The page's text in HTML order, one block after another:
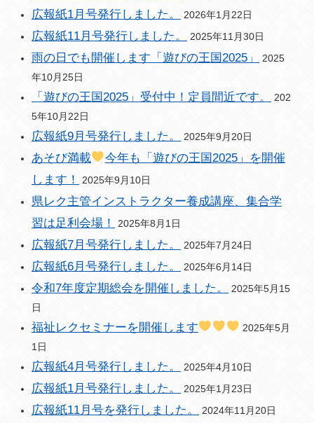
広報紙1月号発行しました。 2026年1月22日
広報紙11月号発行しました。 2025年11月30日
雨の日でも開催します「遊びの王国2025」
2025
年10月25日
「遊びの王国2025」受付中！定員間近です。
202
5年10月22日
広報紙9月号発行しました。 2025年9月20日
あそび満載
今年も「遊びの王国2025」を開催
します！
2025年9月10日
県レク主管インストラクター養成講座、集合学
習は足利会場！
2025年8月1日
広報紙7月号発行しました。 2025年7月24日
広報紙6月号発行しました。 2025年6月14日
令和7年度定期総会を開催しました。
2025年5月15
日
福祉レクセミナーを開催します
2025年5月
1日
広報紙4月号発行しました。 2025年4月10日
広報紙1月号発行しました。 2025年1月23日
広報紙11月号を発行しました。 2024年11月20日